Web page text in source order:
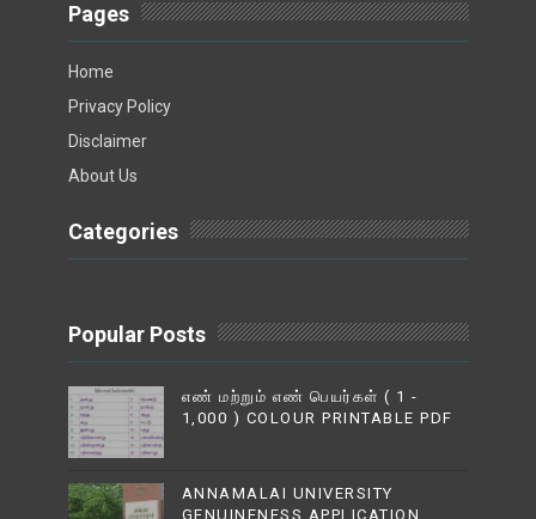
Pages
Home
Privacy Policy
Disclaimer
About Us
Categories
Popular Posts
எண் மற்றும் எண் பெயர்கள் ( 1 -
1,000 ) COLOUR PRINTABLE PDF
ANNAMALAI UNIVERSITY
GENUINENESS APPLICATION